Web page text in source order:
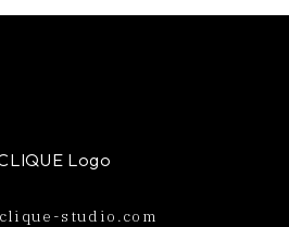
studio.com